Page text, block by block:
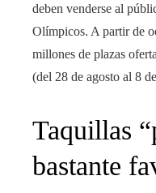
deben venderse al
Olímpicos. A partir de
millones de plazas
(del 28 de agosto al 8
Taquillas
bastante